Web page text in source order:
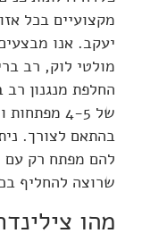
מקצועיים בכל
יעקב. אנו
מולטי לוק, רב
החלפת מנגנון
של 4-5
בהתאם לצורך.
להם מפתח רק עם
שרוצה להחליף
מהו